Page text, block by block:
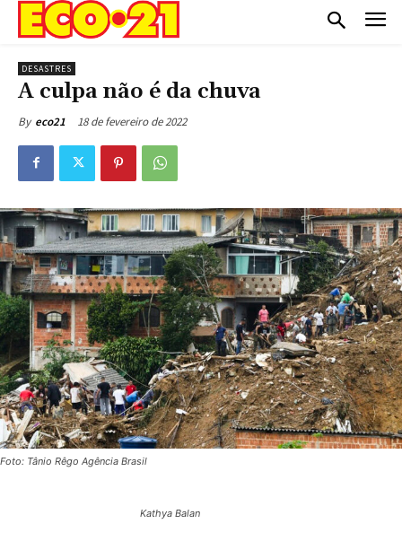
DESASTRES
A culpa não é da chuva
By eco21 18 de fevereiro de 2022
Foto: Tânio Rêgo Agência Brasil
Kathya Balan